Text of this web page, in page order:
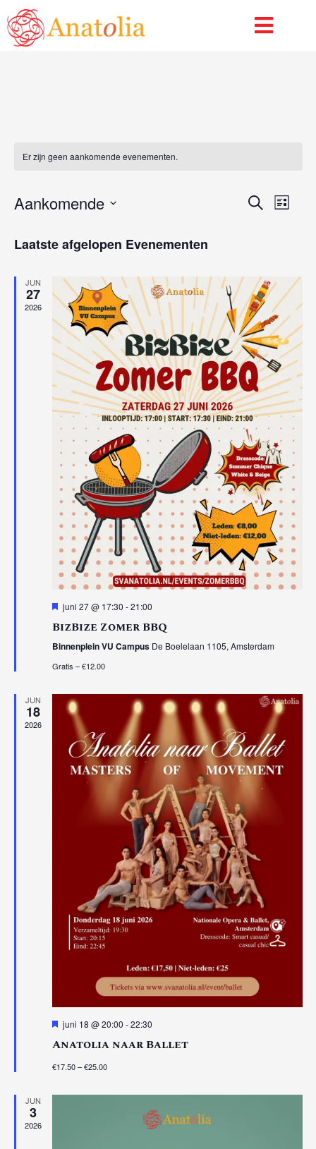
Museumplein
Er zijn geen aankomende evenementen.
Zoeken
Lijst
Aankomende
datum.
Laatste afgelopen Evenementen
JUN
27
2026
Uitgelicht
juni 27 @ 17:30 -21:00
BizBize Zomer BBQ
Binnenplein VU Campus De Boelelaan 1105, Amsterdam
Gratis – €12.00
JUN
18
2026
Uitgelicht
juni 18 @ 20:00 -22:30
Anatolia naar Ballet
€17.50 – €25.00
JUN
3
2026